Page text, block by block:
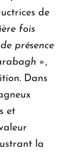
de
fois
présence
» ,
Dans
et
la